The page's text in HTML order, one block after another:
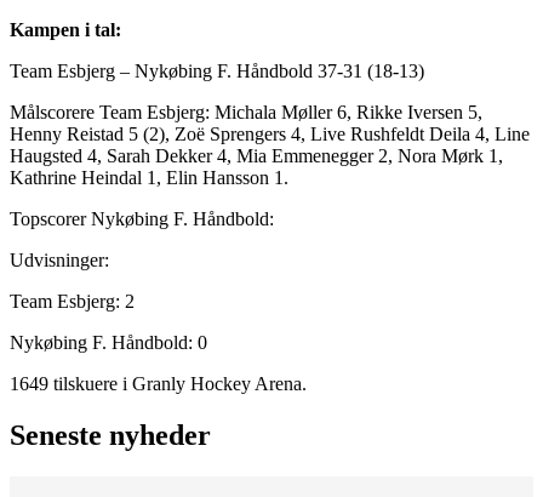
Kampen i tal:
Team Esbjerg – Nykøbing F. Håndbold 37-31 (18-13)
Målscorere Team Esbjerg: Michala Møller 6, Rikke Iversen 5,
Henny Reistad 5 (2), Zoë Sprengers 4, Live Rushfeldt Deila 4, Line
Haugsted 4, Sarah Dekker 4, Mia Emmenegger 2, Nora Mørk 1,
Kathrine Heindal 1, Elin Hansson 1.
Topscorer Nykøbing F. Håndbold:
Udvisninger:
Team Esbjerg: 2
Nykøbing F. Håndbold: 0
1649 tilskuere i Granly Hockey Arena.
Seneste nyheder